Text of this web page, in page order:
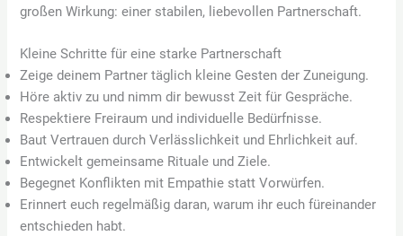
großen Wirkung: einer stabilen, liebevollen Partnerschaft.
Kleine Schritte für eine starke Partnerschaft
Zeige deinem Partner täglich kleine Gesten der Zuneigung.
Höre aktiv zu und nimm dir bewusst Zeit für Gespräche.
Respektiere Freiraum und individuelle Bedürfnisse.
Baut Vertrauen durch Verlässlichkeit und Ehrlichkeit auf.
Entwickelt gemeinsame Rituale und Ziele.
Begegnet Konflikten mit Empathie statt Vorwürfen.
Erinnert euch regelmäßig daran, warum ihr euch füreinander
entschieden habt.